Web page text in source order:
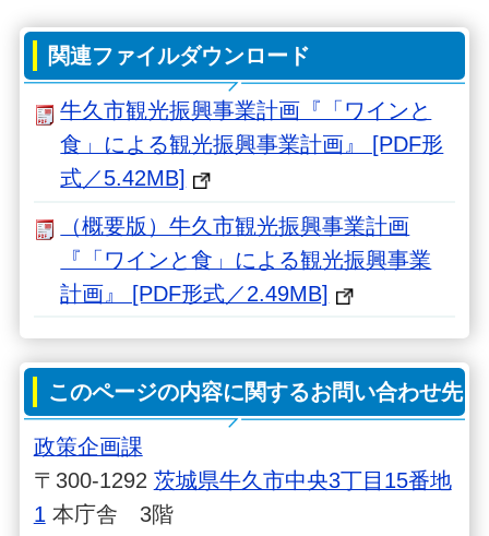
関連ファイルダウンロード
牛久市観光振興事業計画『「ワインと
食」による観光振興事業計画』 [PDF形
式／5.42MB]
（概要版）牛久市観光振興事業計画
『「ワインと食」による観光振興事業
計画』 [PDF形式／2.49MB]
このページの内容に関するお問い合わせ先
政策企画課
〒300-1292 茨城県牛久市中央3丁目15番地
1 本庁舎 3階